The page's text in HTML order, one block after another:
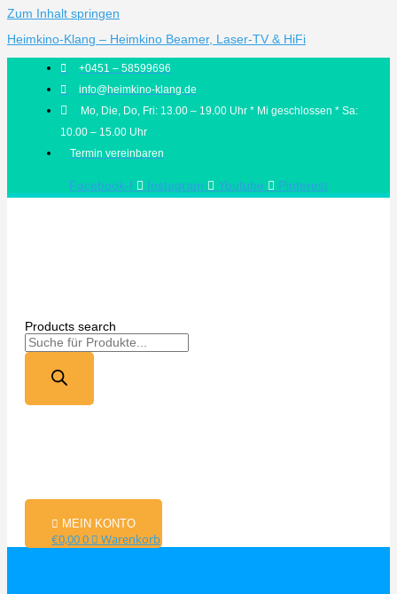
Zum Inhalt springen
Heimkino-Klang – Heimkino Beamer, Laser-TV & HiFi
+0451 – 58599696
info@heimkino-klang.de
Mo, Die, Do, Fri: 13.00 – 19.00 Uhr * Mi geschlossen * Sa:
10.00 – 15.00 Uhr
Termin vereinbaren
Facebook-f Instagram Youtube Pinterest
Products search
MEIN KONTO
€0,000 Warenkorb